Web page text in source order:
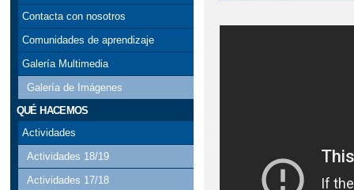
Contacta con nosotros
Comunidades de aprendizaje
Galería Multimedia
Galería de Imágenes
QUÉ HACEMOS
Actividades
Actividades 18/19
Actividades 17/18